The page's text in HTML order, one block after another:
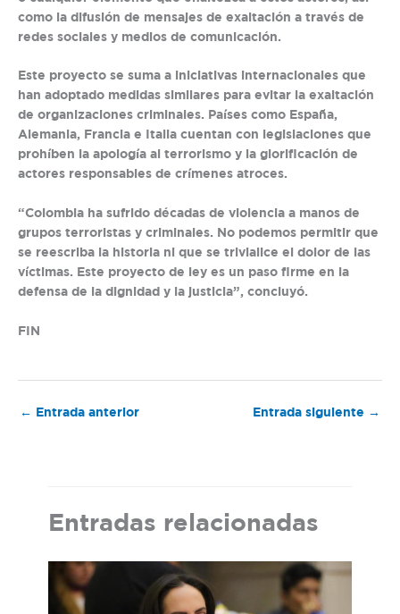
como la difusión de mensajes de exaltación a través de
redes sociales y medios de comunicación.
Este proyecto se suma a iniciativas internacionales que
han adoptado medidas similares para evitar la exaltación
de organizaciones criminales. Países como España,
Alemania, Francia e Italia cuentan con legislaciones que
prohíben la apología al terrorismo y la glorificación de
actores responsables de crímenes atroces.
“Colombia ha sufrido décadas de violencia a manos de
grupos terroristas y criminales. No podemos permitir que
se reescriba la historia ni que se trivialice el dolor de las
víctimas. Este proyecto de ley es un paso firme en la
defensa de la dignidad y la justicia”, concluyó.
FIN
← Entrada anterior Entrada siguiente →
Entradas relacionadas